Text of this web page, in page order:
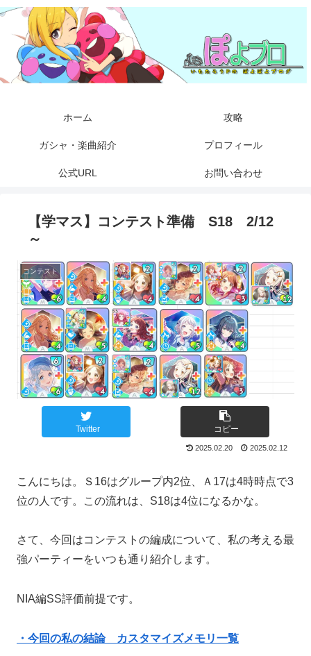
ホーム 攻略
ガシャ・楽曲紹介 プロフィール
公式URL お問い合わせ
【学マス】コンテスト準備 S18 2/12
～
コンテスト
Twitter コピー
2025.02.20 2025.02.12
こんにちは。Ｓ16はグループ内2位、Ａ17は4時時点で3
位の人です。この流れは、S18は4位になるかな。
さて、今回はコンテストの編成について、私の考える最
強パーティーをいつも通り紹介します。
NIA編SS評価前提です。
・今回の私の結論 カスタマイズメモリ一覧